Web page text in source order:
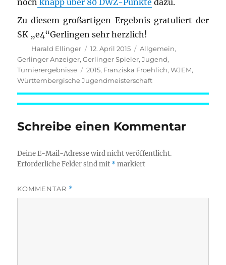
noch knapp über 80 DWZ-Punkte dazu.
Zu diesem großartigen Ergebnis gratuliert der
SK „e4“Gerlingen sehr herzlich!
Autor
Harald Ellinger
Veröffentlicht
am
12. April 2015 Kategorien
Allgemein,
Gerlinger Anzeiger,Gerlinger Spieler,Jugend,
Turnierergebnisse
Schlagwörter
2015, Franziska Froehlich,WJEM,
Württembergische Jugendmeisterschaft
Schreibe einen Kommentar
Deine E-Mail-Adresse wird nicht veröffentlicht.
Erforderliche Felder sind mit *markiert
KOMMENTAR *